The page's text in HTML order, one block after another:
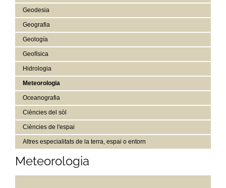
Geodesia
Geografia
Geología
Geofísica
Hidrologia
Meteorologia
Oceanografia
Ciències del sòl
Ciències de l'espai
Altres especialitats de la terra, espai o entorn
Meteorologia